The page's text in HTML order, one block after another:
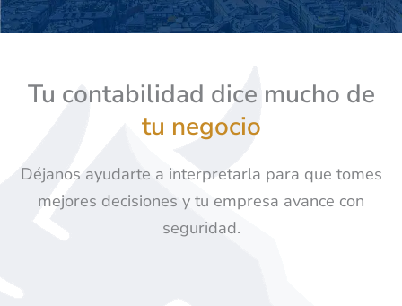
Tu contabilidad dice mucho de
tu negocio
Déjanos ayudarte a interpretarla para que tomes
mejores decisiones y tu empresa avance con
seguridad.